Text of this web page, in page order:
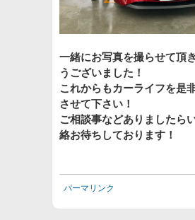
一緒にお写真を撮らせて頂
うございました！
これからもカーライフを是
させて下さい！
ご相談事などありましたら
絡お待ちしております！
パーマリンク